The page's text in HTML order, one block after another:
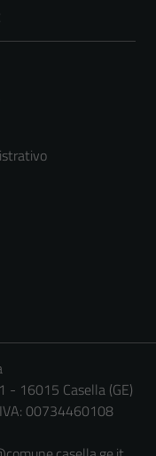
- 16015 Casella (GE)
00734460108